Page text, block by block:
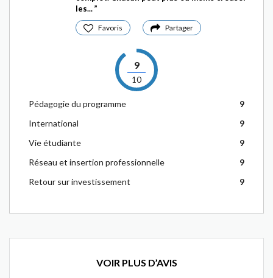
les...
Favoris Partager
9
10
Pédagogie du programme
9
International
9
Vie étudiante
9
Réseau et insertion professionnelle
9
Retour sur investissement
9
VOIR PLUS D’AVIS